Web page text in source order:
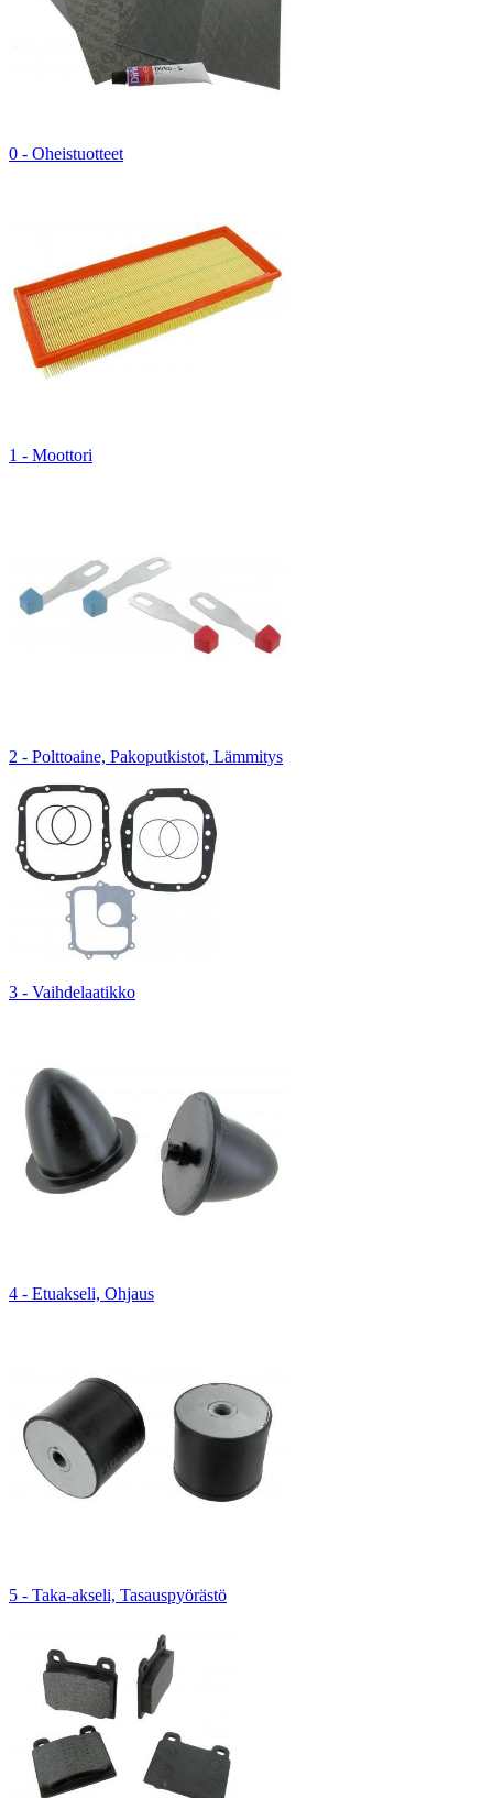
0 - Oheistuotteet
1 - Moottori
2 - Polttoaine, Pakoputkistot, Lämmitys
3 - Vaihdelaatikko
4 - Etuakseli, Ohjaus
5 - Taka-akseli, Tasauspyörästö